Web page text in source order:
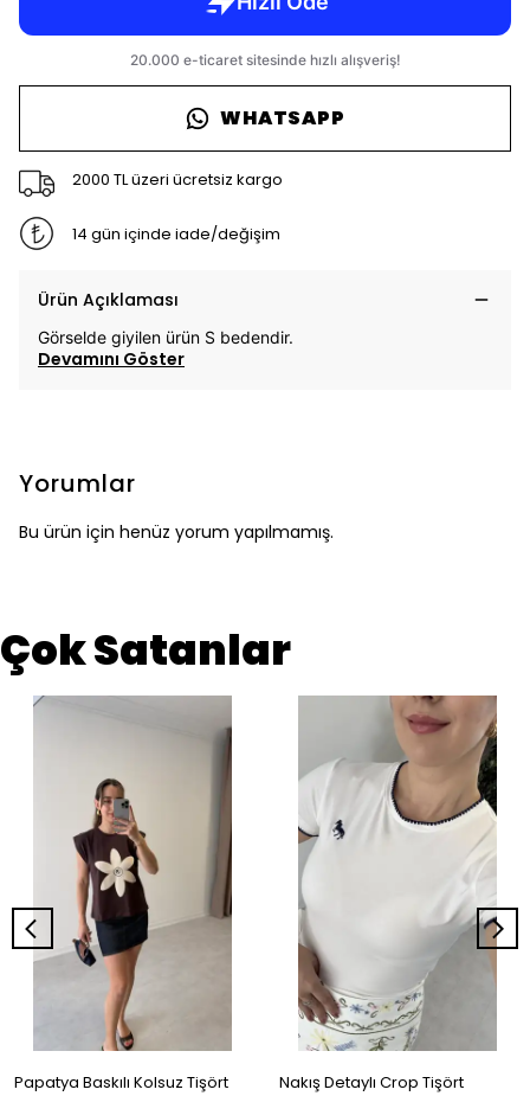
WHATSAPP
2000 TL üzeri ücretsiz kargo
14 gün içinde iade/değişim
Ürün Açıklaması
Görselde giyilen ürün S bedendir.
Devamını Göster
Yorumlar
Bu ürün için henüz yorum yapılmamış.
Çok Satanlar
Papatya Baskılı Kolsuz Tişört Nakış Detaylı Crop Tişört